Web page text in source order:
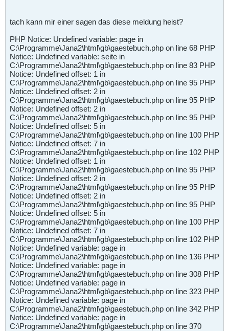
tach kann mir einer sagen das diese meldung heist?
PHP Notice: Undefined variable: page in
C:\Programme\Jana2\html\gb\gaestebuch.php on line 68 PHP
Notice: Undefined variable: seite in
C:\Programme\Jana2\html\gb\gaestebuch.php on line 83 PHP
Notice: Undefined offset: 1 in
C:\Programme\Jana2\html\gb\gaestebuch.php on line 95 PHP
Notice: Undefined offset: 2 in
C:\Programme\Jana2\html\gb\gaestebuch.php on line 95 PHP
Notice: Undefined offset: 2 in
C:\Programme\Jana2\html\gb\gaestebuch.php on line 95 PHP
Notice: Undefined offset: 5 in
C:\Programme\Jana2\html\gb\gaestebuch.php on line 100 PHP
Notice: Undefined offset: 7 in
C:\Programme\Jana2\html\gb\gaestebuch.php on line 102 PHP
Notice: Undefined offset: 1 in
C:\Programme\Jana2\html\gb\gaestebuch.php on line 95 PHP
Notice: Undefined offset: 2 in
C:\Programme\Jana2\html\gb\gaestebuch.php on line 95 PHP
Notice: Undefined offset: 2 in
C:\Programme\Jana2\html\gb\gaestebuch.php on line 95 PHP
Notice: Undefined offset: 5 in
C:\Programme\Jana2\html\gb\gaestebuch.php on line 100 PHP
Notice: Undefined offset: 7 in
C:\Programme\Jana2\html\gb\gaestebuch.php on line 102 PHP
Notice: Undefined variable: page in
C:\Programme\Jana2\html\gb\gaestebuch.php on line 136 PHP
Notice: Undefined variable: page in
C:\Programme\Jana2\html\gb\gaestebuch.php on line 308 PHP
Notice: Undefined variable: page in
C:\Programme\Jana2\html\gb\gaestebuch.php on line 323 PHP
Notice: Undefined variable: page in
C:\Programme\Jana2\html\gb\gaestebuch.php on line 342 PHP
Notice: Undefined variable: page in
C:\Programme\Jana2\html\gb\gaestebuch.php on line 370